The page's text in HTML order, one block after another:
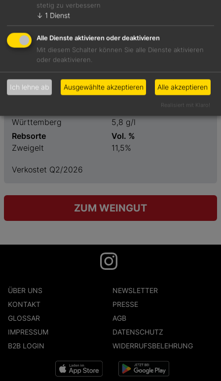
Foodpairing-Empfehlung
Weinart
Geschmack
feinherb
Restzucker
15,3 g/l
Württemberg
5,8 g/l
Rebsorte
Zweigelt
Vol. %
11,5%
Verkostet Q2/2026
ZUM WEINGUT
ÜBER UNS
NEWSLETTER
KONTAKT
PRESSE
GLOSSAR
AGB
IMPRESSUM
DATENSCHUTZ
B2B LOGIN
WIDERRUFSBELEHRUNG
stetig zu verbessern
↓ 1 Dienst
Alle Dienste aktivieren oder deaktivieren
Mit diesem Schalter können Sie alle Dienste aktivieren
oder deaktivieren.
Ich lehne ab Ausgewählte akzeptieren Alle akzeptieren
Realisiert mit Klaro!